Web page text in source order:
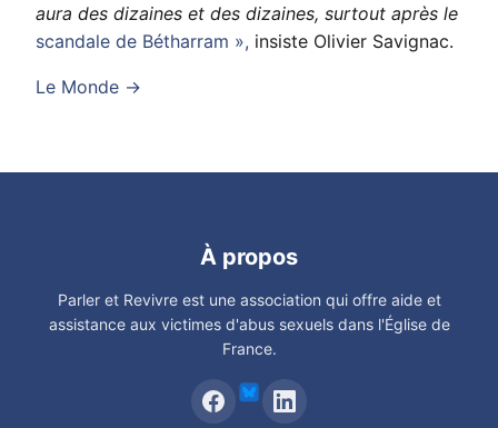
aura des dizaines et des dizaines, surtout après le
scandale de Bétharram », insiste Olivier Savignac.
Le Monde →
À propos
Parler et Revivre est une association qui offre aide et
assistance aux victimes d'abus sexuels dans l'Église de
France.